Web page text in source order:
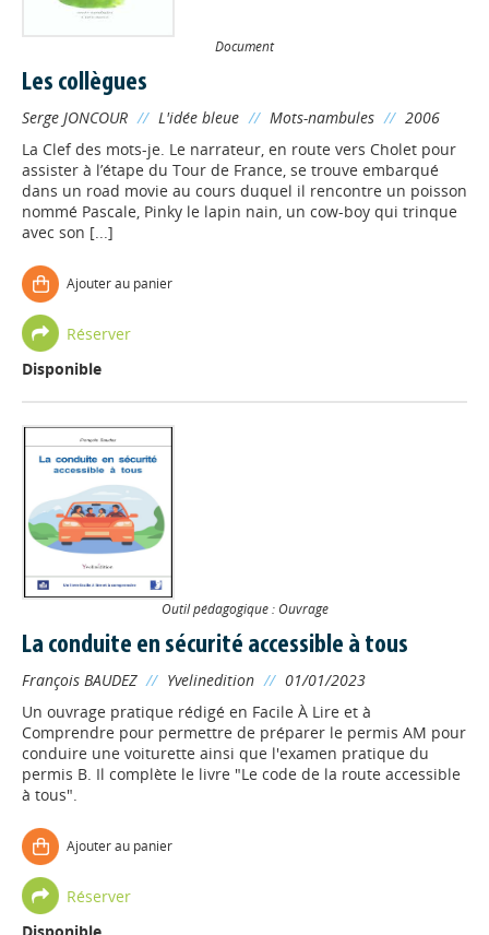
Document
Les collègues
Serge JONCOUR // L'idée bleue // Mots-nambules // 2006
La Clef des mots-je. Le narrateur, en route vers Cholet pour
assister à l’étape du Tour de France, se trouve embarqué
dans un road movie au cours duquel il rencontre un poisson
nommé Pascale, Pinky le lapin nain, un cow-boy qui trinque
avec son [...]
Ajouter au panier
Réserver
Disponible
Outil pédagogique : Ouvrage
La conduite en sécurité accessible à tous
François BAUDEZ // Yvelinedition // 01/01/2023
Un ouvrage pratique rédigé en Facile À Lire et à
Comprendre pour permettre de préparer le permis AM pour
conduire une voiturette ainsi que l'examen pratique du
permis B. Il complète le livre "Le code de la route accessible
à tous".
Ajouter au panier
Réserver
Disponible